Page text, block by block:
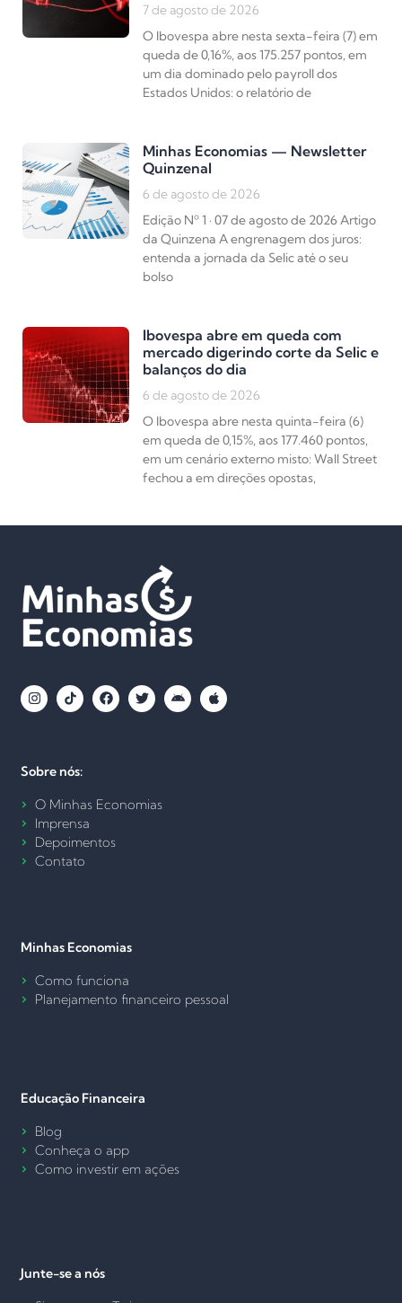
7 de agosto de 2026
O Ibovespa abre nesta sexta-feira (7) em
queda de 0,16%, aos 175.257 pontos, em
um dia dominado pelo payroll dos
Estados Unidos: o relatório de
Minhas Economias — Newsletter
Quinzenal
6 de agosto de 2026
Edição Nº 1 · 07 de agosto de 2026 Artigo
da Quinzena A engrenagem dos juros:
entenda a jornada da Selic até o seu
bolso
Ibovespa abre em queda com
mercado digerindo corte da Selic e
balanços do dia
6 de agosto de 2026
O Ibovespa abre nesta quinta-feira (6)
em queda de 0,15%, aos 177.460 pontos,
em um cenário externo misto: Wall Street
fechou a em direções opostas,
Sobre nós:
O Minhas Economias
Imprensa
Depoimentos
Contato
Minhas Economias
Como funciona
Planejamento financeiro pessoal
Educação Financeira
Blog
Conheça o app
Como investir em ações
Junte-se a nós